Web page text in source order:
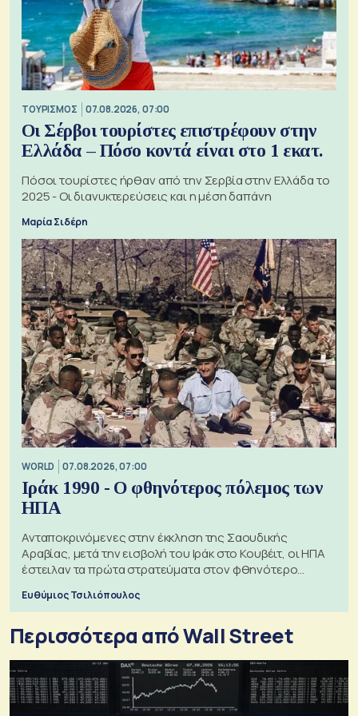
ΤΟΥΡΙΣΜΟΣ 07.08.2026, 07:00
Οι Σέρβοι τουρίστες επιστρέφουν στην
Ελλάδα – Πόσο κοντά είναι στο 1 εκατ.
Πόσοι τουρίστες ήρθαν από την Σερβία στην Ελλάδα το
2025 - Οι διανυκτερεύσεις και η μέση δαπάνη
Μαρία Σιδέρη
WORLD 07.08.2026, 07:00
Ιράκ 1990 - Ο φθηνότερος πόλεμος των
ΗΠΑ
Ανταποκρινόμενες στην έκκληση της Σαουδικής
Αραβίας, μετά την εισβολή του Ιράκ στο Κουβέιτ, οι ΗΠΑ
έστειλαν τα πρώτα στρατεύματα στον φθηνότερο
Ευθύμιος Τσιλιόπουλος
Περισσότερα από Wall Street